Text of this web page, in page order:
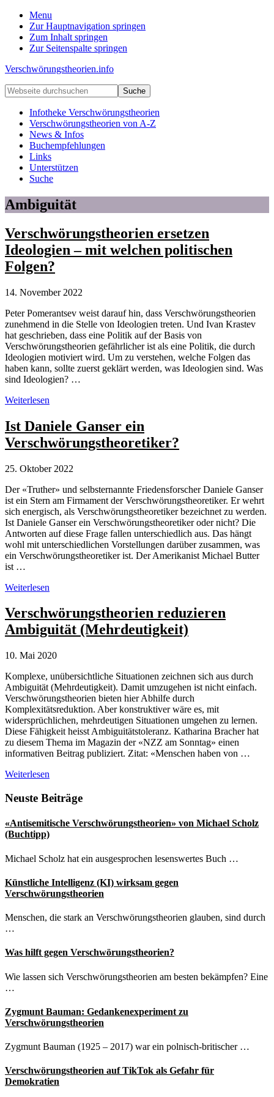
Menu
Zur Hauptnavigation springen
Zum Inhalt springen
Zur Seitenspalte springen
Verschwörungstheorien.info
Beiträge
zu
Merkmalen,
Funktionen
Risiken
konspirationistischen
Denkens
Webseite
durchsuchen
Infotheke Verschwörungstheorien
Verschwörungstheorien von A-Z
News & Infos
Buchempfehlungen
Links
Unterstützen
Suche
Ambiguität
Verschwörungstheorien ersetzen
Ideologien – mit welchen politischen
Folgen?
14. November 2022
Peter Pomerantsev weist darauf hin, dass Verschwörungstheorien
zunehmend in die Stelle von Ideologien treten. Und Ivan Krastev
hat geschrieben, dass eine Politik auf der Basis von
Verschwörungstheorien gefährlicher ist als eine Politik, die durch
Ideologien motiviert wird. Um zu verstehen, welche Folgen das
haben kann, sollte zuerst geklärt werden, was Ideologien sind. Was
sind Ideologien? …
Verschwörungstheorien
Ideologien
–
mit
politischen
Weiterlesen
Ist Daniele Ganser ein
Verschwörungstheoretiker?
25. Oktober 2022
Der «Truther» und selbsternannte Friedensforscher Daniele Ganser
ist ein Stern am Firmament der Verschwörungstheoretiker. Er wehrt
sich energisch, als Verschwörungstheoretiker bezeichnet zu werden.
Ist Daniele Ganser ein Verschwörungstheoretiker oder nicht? Die
Antworten auf diese Frage fallen unterschiedlich aus. Das hängt
wohl mit unterschiedlichen Vorstellungen darüber zusammen, was
ein Verschwörungstheoretiker ist. Der Amerikanist Michael Butter
ist …
Ist
Ganser
ein
Verschwörungstheoretiker?
Weiterlesen
Verschwörungstheorien reduzieren
Ambiguität (Mehrdeutigkeit)
10. Mai 2020
Komplexe, unübersichtliche Situationen zeichnen sich aus durch
Ambiguität (Mehrdeutigkeit). Damit umzugehen ist nicht einfach.
Verschwörungstheorien bieten hier Abhilfe durch
Komplexitätsreduktion. Aber konstruktiver wäre es, mit
widersprüchlichen, mehrdeutigen Situationen umgehen zu lernen.
Diese Fähigkeit heisst Ambiguitätstoleranz. Katharina Bracher hat
zu diesem Thema im Magazin der «NZZ am Sonntag» einen
informativen Beitrag publiziert. Zitat: «Menschen haben von …
Verschwörungstheorien
Ambiguität
Weiterlesen
Seitenspalte
Neuste Beiträge
«Antisemitische Verschwörungstheorien» von Michael Scholz
(Buchtipp)
Michael Scholz hat ein ausgesprochen lesenswertes Buch …
Künstliche Intelligenz (KI) wirksam gegen
Verschwörungstheorien
Menschen, die stark an Verschwörungstheorien glauben, sind durch
…
Was hilft gegen Verschwörungstheorien?
Wie lassen sich Verschwörungstheorien am besten bekämpfen? Eine
…
Zygmunt Bauman: Gedankenexperiment zu
Verschwörungstheorien
Zygmunt Bauman (1925 – 2017) war ein polnisch-britischer …
Verschwörungstheorien auf TikTok als Gefahr für
Demokratien